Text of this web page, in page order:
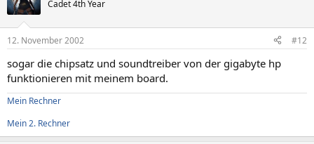
Cadet 4th Year
12. November 2002 #12
sogar die chipsatz und soundtreiber von der gigabyte hp
funktionieren mit meinem board.
Mein Rechner
Mein 2. Rechner